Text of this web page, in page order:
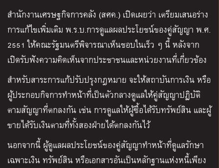
สำนักงานเศรษฐกิจการคลัง (สศค.) เปิดเผยว่า เตรียมเสนอร่าง
การแก้ไขเพิ่มเติม พ.ร.บ.การดูแลผลประโยชน์ของคู่สัญญา พ.ศ.
2551 ให้คณะรัฐมนตรีพิจารณาเห็นชอบในเร็ว ๆ นี้ หลังจาก
เปิดรับฟังความคิดเห็นจากประชาชนและหน่วยงานที่เกี่ยวข้อง
สำหรับสาระการแก้ปรับปรุงกฎหมาย จะให้สถาบันการเงิน หรือ
ผู้ประกอบกิจการทำหน้าที่เป็นตัวกลางดูแลให้คู่สัญญาปฏิบัติ
ตามสัญญาที่ตกลงกัน เช่น การดูแลให้ผู้ซื้อได้รับทรัพย์สิน และผู้
ขายได้รับเงินตามที่ทั้งสองฝ่ายได้ตกลงกันไว้
นอกจากนี้ ผู้ดูแลผลประโยชน์ของคู่สัญญาทำหน้าที่ดูแลรักษา
เฉพาะเงิน ทรัพย์สิน หรือเอกสารอันเป็นหลักฐานแห่งหนี้เพียง